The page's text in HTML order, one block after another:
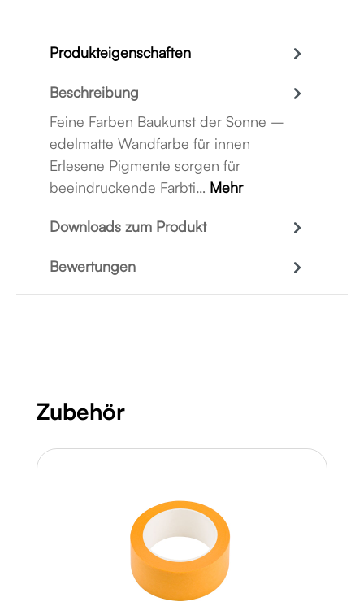
Produkteigenschaften
Beschreibung
Feine Farben Baukunst der Sonne –
edelmatte Wandfarbe für innen
Erlesene Pigmente sorgen für
beeindruckende Farbti… Mehr
Downloads zum Produkt
Bewertungen
Produktgalerie überspringen